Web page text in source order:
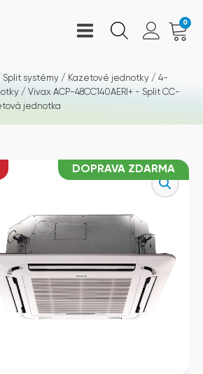
0
Split systémy / Kazetové jednotky / 4-
/ Vivax ACP-48CC140AERI+ - Split CC-
jednotka
DOPRAVA ZDARMA